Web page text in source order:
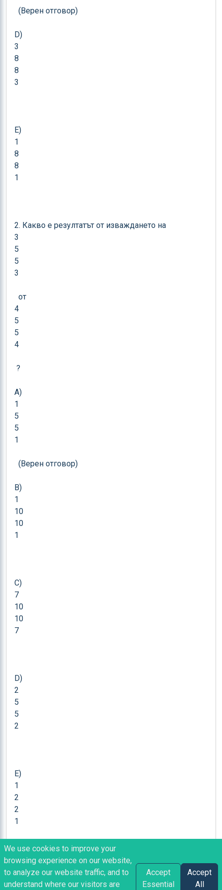
D)
3
8
8
3
E)
1
8
8
1
2. Какво е резултатът от изваждането на
3
5
5
3
4
5
5
4
A)
1
5
5
1
B)
1
10
10
1
C)
7
10
10
7
D)
2
5
5
2
E)
1
2
2
1
3. Какво е ... Show more
We use cookies to improve your
browsing experience on our website,
to analyze our website traffic, and to
understand where our visitors are
Accept
Essential
Accept
All